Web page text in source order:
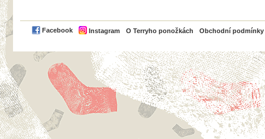
Facebook Instagram O Terryho ponožkách Obchodní podmínky
PayPal